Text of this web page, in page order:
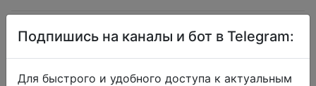
$2.04
Подпишись на каналы и бот в Telegram:
Для быстрого и удобного доступа к актуальным